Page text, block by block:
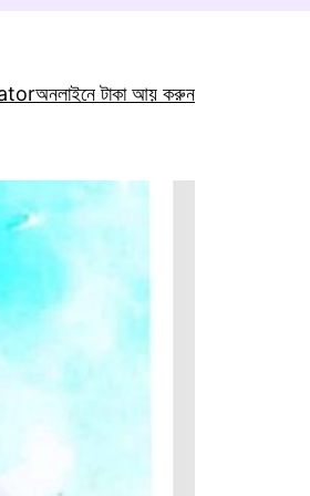
অনলাইনে টাকা আয় করুন